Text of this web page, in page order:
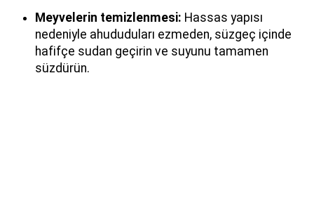
Meyvelerin temizlenmesi: Hassas yapısı
nedeniyle ahududuları ezmeden, süzgeç içinde
hafifçe sudan geçirin ve suyunu tamamen
süzdürün.